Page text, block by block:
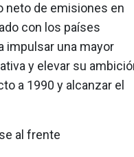
neto de emisiones en
con los países
impulsar una mayor
y elevar su
a 1990 y alcanzar el
al frente